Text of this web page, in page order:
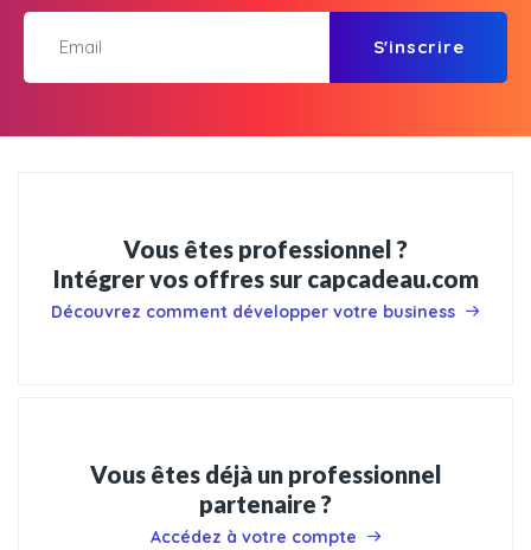
S'inscrire
Vous êtes professionnel ?
Intégrer vos offres sur capcadeau.com
Découvrez comment développer votre business
Vous êtes déjà un professionnel
partenaire ?
Accédez à votre compte